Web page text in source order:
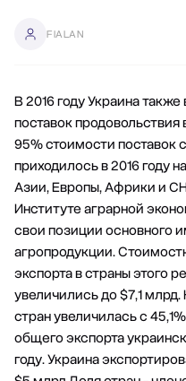
FIALAN
В 2016 году Украина
поставок
95% стоимости поставок
приходилось в 2016 году
Азии, Европы, Африки и
Институте аграрной
свои позиции основного
агропродукции.
экспорта в страны этого
увеличились до $7,1
стран увеличилась с
общего экспорта
году. Украина